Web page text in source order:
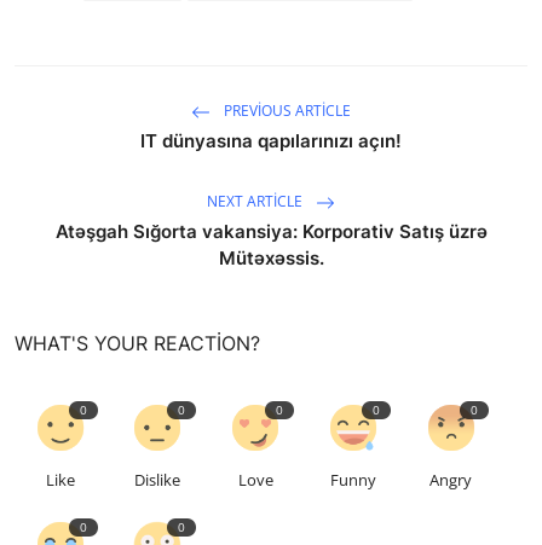
PREVIOUS ARTICLE
IT dünyasına qapılarınızı açın!
NEXT ARTICLE
Atəşgah Sığorta vakansiya: Korporativ Satış üzrə
Mütəxəssis.
WHAT'S YOUR REACTION?
0
Like
0
Dislike
0
Love
0
Funny
0
Angry
0 0